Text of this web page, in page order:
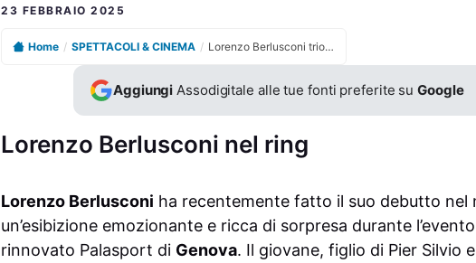
23 FEBBRAIO 2025
Home / SPETTACOLI & CINEMA / Lorenzo Berlusconi trionfa sul ring: vittoria emozionante in tre round di boxe
Aggiungi Assodigitale alle tue fonti preferite suGoogle
Lorenzo Berlusconi nel ring
Lorenzo Berlusconi ha recentemente fatto il suo debutto nel
un’esibizione emozionante e ricca di sorpresa durante
rinnovato Palasport di Genova. Il giovane, figlio di Pier Silvio